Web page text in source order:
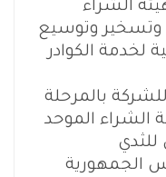
الشراء
وتسخير وتوسيع
لخدمة الكوادر
بالمرحلة
الشراء الموحد
الجمهورية